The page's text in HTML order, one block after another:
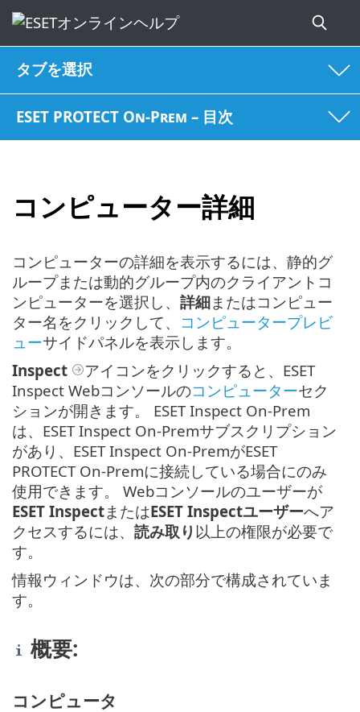
タブを選択
ESET PROTECT On-Prem – 目次
コンピューター詳細
コンピューターの詳細を表示するには、静的グ
ループまたは動的グループ内のクライアントコ
ンピューターを選択し、 詳細またはコンピュー
ター名をクリックして、
コンピュータープレビ
ューサイドパネルを表示します。
Inspect
アイコンをクリックすると、ESET
Inspect Webコンソールのコンピューターセク
ションが開きます。 ESET Inspect On-Prem
は、ESET Inspect On-Premサブスクリプション
があり、ESET Inspect On-PremがESET
PROTECT On-Premに接続している場合にのみ
使用できます。 Webコンソールのユーザーが
ESET InspectまたはESET Inspectユーザーへア
クセスするには、 読み取り 以上の権限が必要で
す。
情報ウィンドウは、次の部分で構成されていま
す。
概要:
コンピュータ